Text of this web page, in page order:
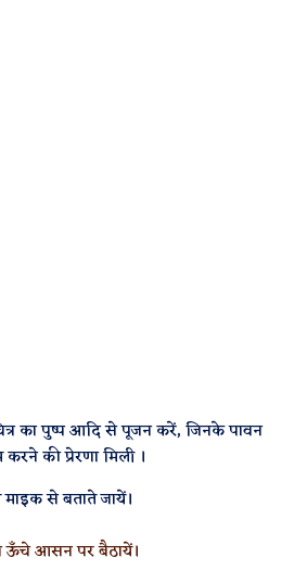
का पुष्प आदि से पूजन करें, जिनके पावन
करने की प्रेरणा मिली ।
माइक से बताते जायें।
ऊँचे आसन पर बैठायें।